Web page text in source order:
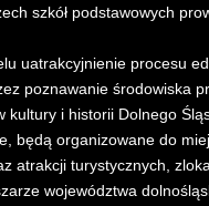
szkół podstawowych
uatrakcyjnienie procesu
poznawanie środowiska
kultury i historii Dolnego
będą organizowane do
atrakcji turystycznych,
województwa